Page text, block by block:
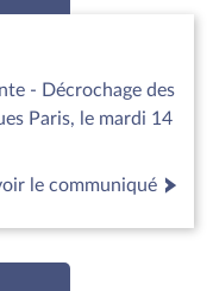
- Décrochage des
Paris, le mardi 14
le communiqué